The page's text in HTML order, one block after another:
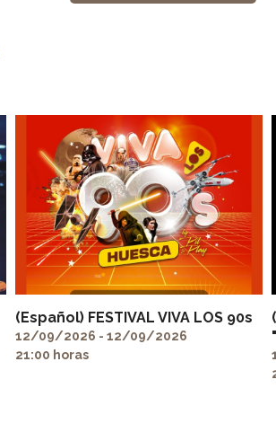
(Español) FESTIVAL VIVA LOS 90s
12/09/2026 - 12/09/2026
21:00 horas